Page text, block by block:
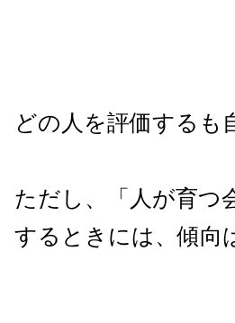
どの人を評価するも
ただし、「人が育つ
するときには、傾向